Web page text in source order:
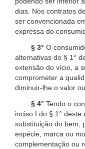
dias. Nos contratos
ser convencionada
expressa do
§ 3° O
alternativas do § 1°
extensão do vício, a
comprometer a
diminuir-lhe o valor
§ 4° Tendo o
inciso I do § 1°
substituição do bem,
espécie, marca ou
complementação ou